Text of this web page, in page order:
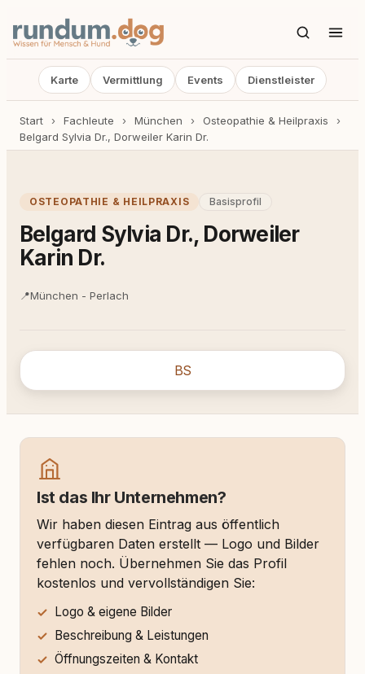
Karte Vermittlung Events Dienstleister
Start › Fachleute › München › Osteopathie & Heilpraxis
›
Belgard Sylvia Dr., Dorweiler Karin Dr.
OSTEOPATHIE & HEILPRAXIS Basisprofil
Belgard Sylvia Dr., Dorweiler
Karin Dr.
📍München - Perlach
BS
Ist das Ihr Unternehmen?
Wir haben diesen Eintrag aus öffentlich
verfügbaren Daten erstellt — Logo und Bilder
fehlen noch. Übernehmen Sie das Profil
kostenlos und vervollständigen Sie:
Logo & eigene Bilder
Beschreibung & Leistungen
Öffnungszeiten & Kontakt